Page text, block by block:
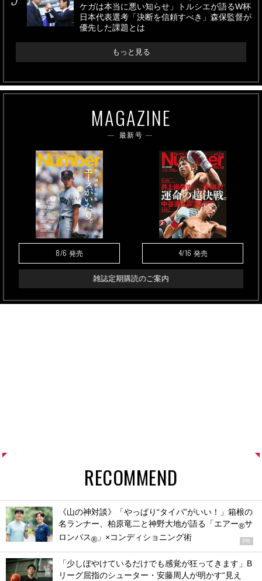
ケガは本当に悪い知らせ」トルシエが語るW杯
日本代表選考「決断を信頼すべき」森保監督が
優先した課題とは
もっと見る
MAGAZINE
最新号
8/6 発売 4/16 発売
雑誌定期購読のご案内
RECOMMEND
《山の神対談》「やっぱり“タイパ”がいい！」箱根の
名ランナー、柏原竜二と神野大地が語る「エアー®サ
ロンパス® 」×コンディショニング術 PR
「少しぼやけているだけでも感覚が狂ってきます」B
リーグ屈指のシューター・安藤周人が明かす“見え